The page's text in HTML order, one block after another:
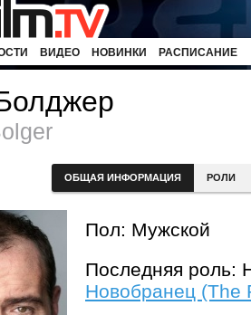
ВИДЕО НОВИНКИ РАСПИСАНИЕ
ОБЩАЯ ИНФОРМАЦИЯ РОЛИ
Пол: Мужской
Последняя роль:
Новобранец (The